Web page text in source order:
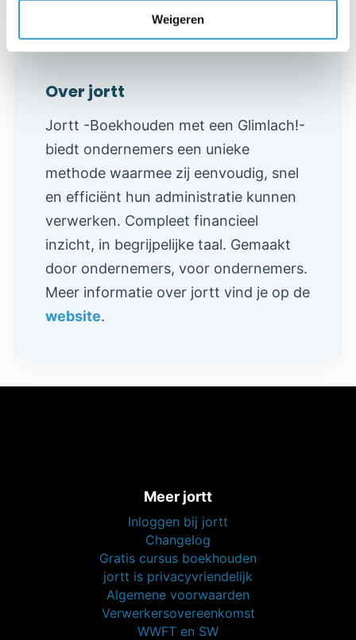
Weigeren
Over jortt
Jortt -Boekhouden met een Glimlach!-
biedt ondernemers een unieke
methode waarmee zij eenvoudig, snel
en efficiënt hun administratie kunnen
verwerken. Compleet financieel
inzicht, in begrijpelijke taal. Gemaakt
door ondernemers, voor ondernemers.
Meer informatie over jortt vind je op de
website.
Meer jortt
Inloggen bij jortt
Changelog
Gratis cursus boekhouden
jortt is privacyvriendelijk
Algemene voorwaarden
Verwerkersovereenkomst
WWFT en SW